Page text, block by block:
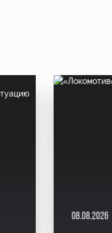
08.08.2026